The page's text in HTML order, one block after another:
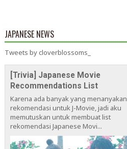
JAPANESE NEWS
Tweets by cloverblossoms_
[Trivia] Japanese Movie
Recommendations List
Karena ada banyak yang menanyakan
rekomendasi untuk J-Movie, jadi aku
memutuskan untuk membuat list
rekomendasi Japanese Movi...